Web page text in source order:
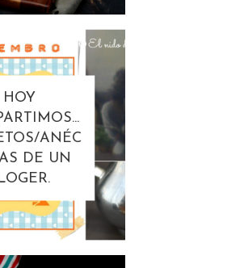
HOY
ANÉC
DE UN